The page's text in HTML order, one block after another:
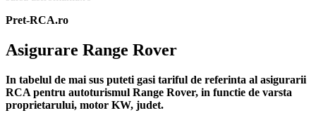
Pret-RCA.ro
Asigurare Range Rover
In tabelul de mai sus puteti gasi tariful de referinta al asigurarii
RCA pentru autoturismul Range Rover, in functie de varsta
proprietarului, motor KW, judet.